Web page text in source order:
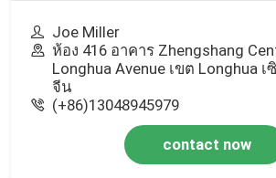
Joe Miller
ห้อง 416 อาคาร Zhengshang
Longhua Avenue เขต Longhua เ
จีน
(+86)13048945979
contact now